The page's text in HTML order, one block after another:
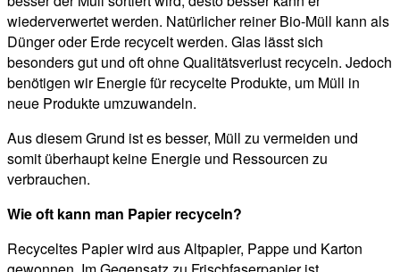
wiederverwertet werden. Natürlicher reiner Bio-Müll kann als
Dünger oder Erde recycelt werden. Glas lässt sich
besonders gut und oft ohne Qualitätsverlust recyceln. Jedoch
benötigen wir Energie für recycelte Produkte, um Müll in
neue Produkte umzuwandeln.
Aus diesem Grund ist es besser, Müll zu vermeiden und
somit überhaupt keine Energie und Ressourcen zu
verbrauchen.
Wie oft kann man Papier recyceln?
Recyceltes Papier wird aus Altpapier, Pappe und Karton